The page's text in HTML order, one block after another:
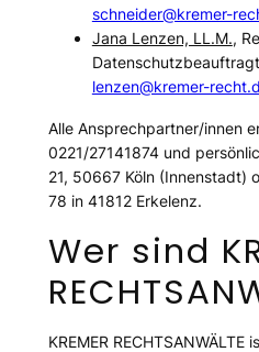
schneider@kremer-
Jana Lenzen, LL.M.,
lenzen@kremer-
Alle Ansprechpartner/innen
0221/27141874 und
21, 50667 Köln (Innenstadt)
78 in 41812 Erkelenz.
Wer sind
KREMER RECHTSANWÄLTE